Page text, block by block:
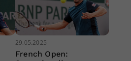
29.05.2025
French Open: